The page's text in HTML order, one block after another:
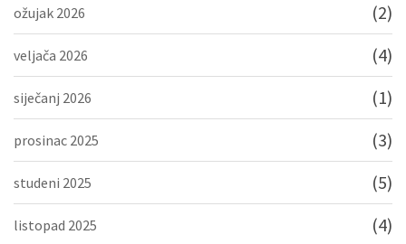
ožujak 2026 (2)
veljača 2026 (4)
siječanj 2026 (1)
prosinac 2025 (3)
studeni 2025 (5)
listopad 2025 (4)